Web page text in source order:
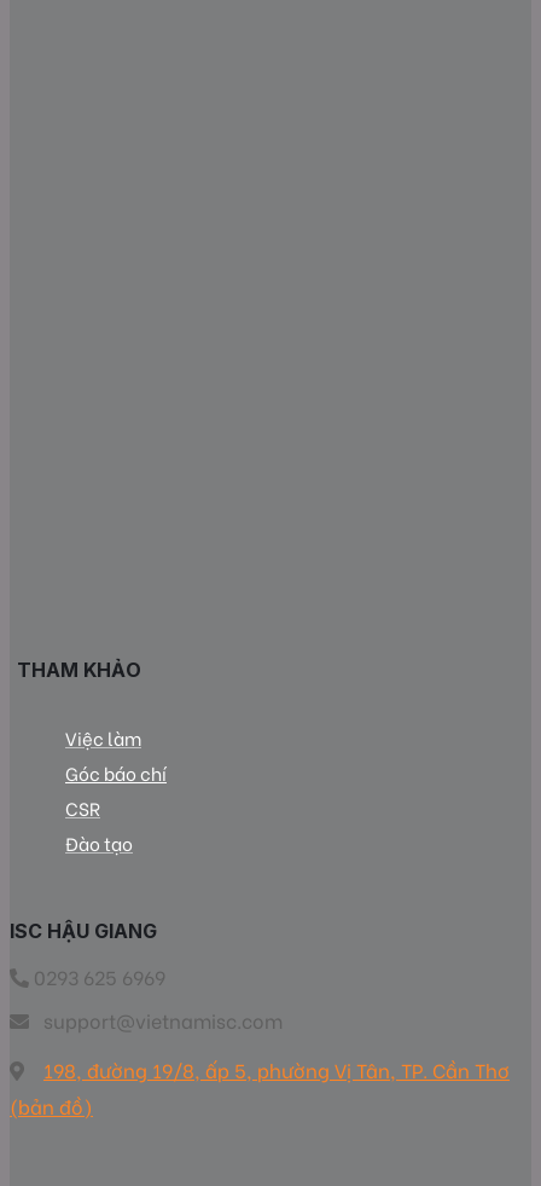
THAM KHẢO
Việc làm
Góc báo chí
CSR
Đào tạo
ISC HẬU GIANG
0293 625 6969
support@vietnamisc.com
198, đường 19/8, ấp 5, phường Vị Tân, TP. Cần Thơ
(bản đồ)